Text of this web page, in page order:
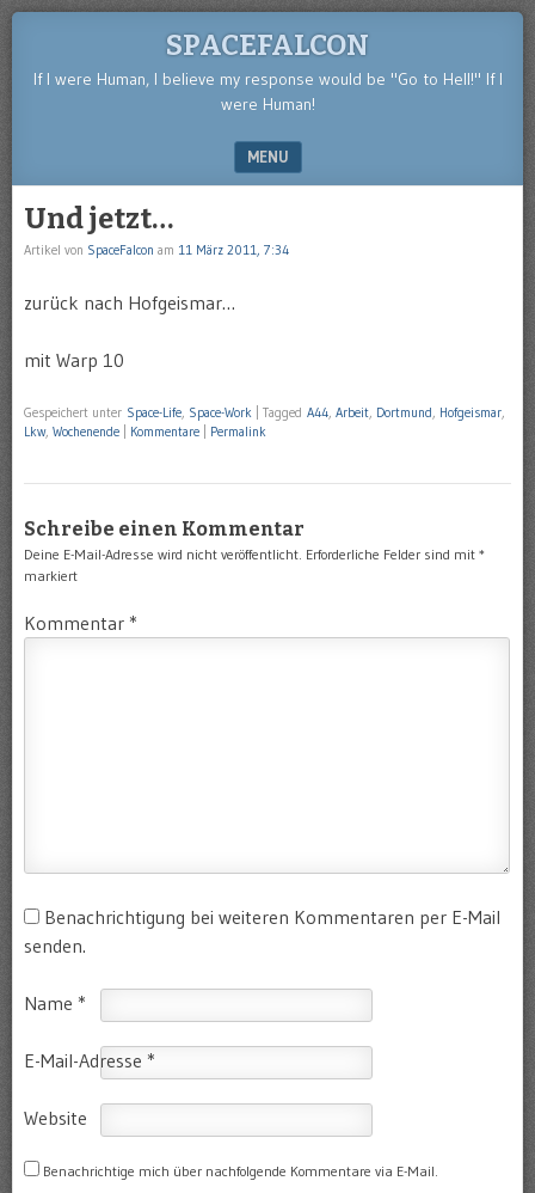
SPACEFALCON
If I were Human, I believe my response would be "Go to Hell!" If I
were Human!
MENU
Und jetzt…
Artikel von SpaceFalcon am 11 März 2011, 7:34
zurück nach Hofgeismar…
mit Warp 10
Gespeichert unter Space-Life, Space-Work Tagged A44, Arbeit, Dortmund, Hofgeismar,
Lkw, Wochenende Kommentare Permalink
Schreibe einen Kommentar
Deine E-Mail-Adresse wird nicht veröffentlicht. Erforderliche Felder sind mit *
markiert
Kommentar *
Benachrichtigung bei weiteren Kommentaren per E-Mail
senden.
Name *
E-Mail-Adresse *
Website
Benachrichtige mich über nachfolgende Kommentare via E-Mail.